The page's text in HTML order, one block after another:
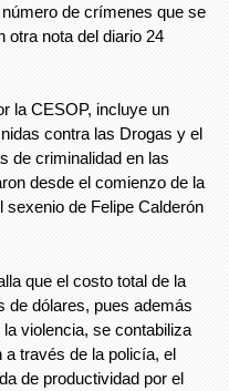
de crímenes que se
otra nota del diario 24
la CESOP, incluye un
contra las Drogas y el
de criminalidad en las
desde el comienzo de la
de Felipe Calderón
que el costo total de la
de dólares, pues además
violencia, se contabiliza
través de la policía, el
de productividad por el